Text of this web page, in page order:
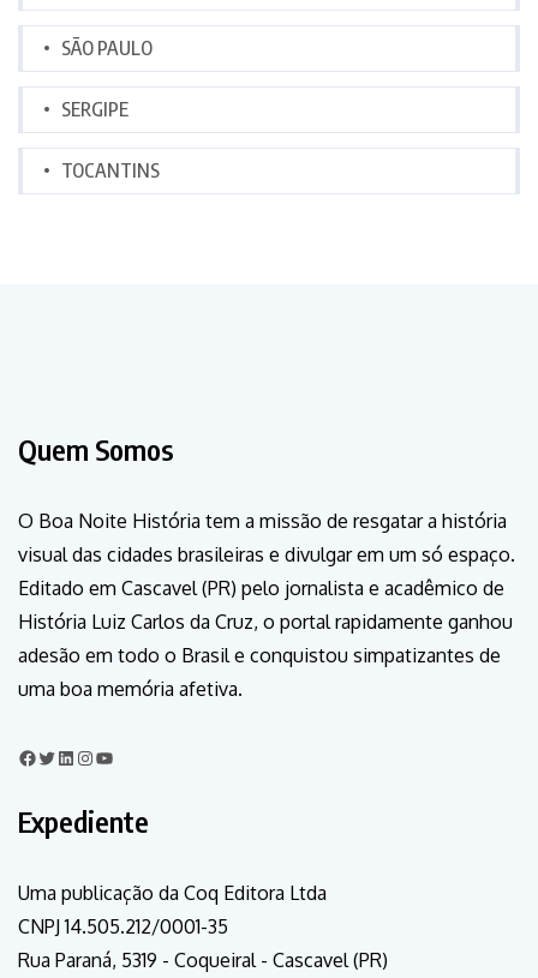
SÃO PAULO
SERGIPE
TOCANTINS
Quem Somos
O Boa Noite História tem a missão de resgatar a história
visual das cidades brasileiras e divulgar em um só espaço.
Editado em Cascavel (PR) pelo jornalista e acadêmico de
História Luiz Carlos da Cruz, o portal rapidamente ganhou
adesão em todo o Brasil e conquistou simpatizantes de
uma boa memória afetiva.
Expediente
Uma publicação da Coq Editora Ltda
CNPJ 14.505.212/0001-35
Rua Paraná, 5319 - Coqueiral - Cascavel (PR)